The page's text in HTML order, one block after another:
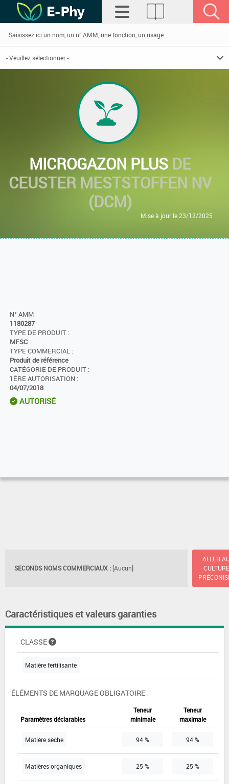
MICROGAZON PLUS DE
CEUSTER MESTSTOFFEN NV
(DCM)
Mise à jour le 23/12/2025
N° AMM
1180287
TYPE DE PRODUIT :
MFSC
TYPE COMMERCIAL :
Produit de référence
CATÉGORIE DE PRODUIT :
1ÈRE AUTORISATION :
04/07/2018
AUTORISÉ
SECONDS NOMS COMMERCIAUX : [Aucun]
ALLER
Caractéristiques et valeurs garanties
CLASSE
Matière fertilisante
ÉLÉMENTS DE MARQUAGE OBLIGATOIRE
Paramètres déclarables
Teneur
minimale
Teneur
maximale
Matière sèche 94 % 94 %
Matières organiques 25 % 25 %